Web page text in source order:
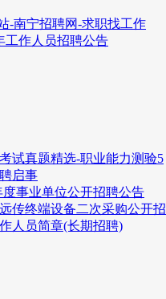
-南宁招聘网-求职找工作
工作人员招聘公告
试真题精选-职业能力测验5
启事
事业单位公开招聘公告
传终端设备二次采购公开招
人员简章(长期招聘)